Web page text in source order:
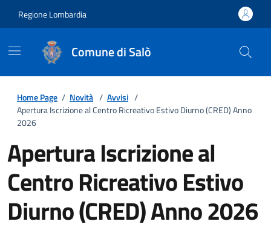
Regione Lombardia
Comune di Salò
Home Page / Novità / Avvisi /
Apertura Iscrizione al Centro Ricreativo Estivo Diurno (CRED) Anno
2026
Apertura Iscrizione al
Centro Ricreativo Estivo
Diurno (CRED) Anno 2026